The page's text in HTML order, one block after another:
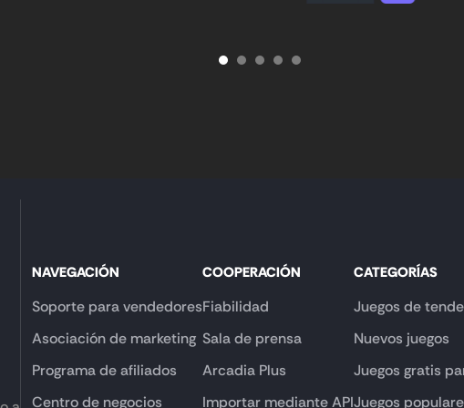
NAVEGACIÓN
Soporte para vendedores
Asociación de marketing
Programa de afiliados
Centro de negocios
COOPERACIÓN
Fiabilidad
Sala de prensa
Arcadia Plus
Importar mediante API
CATEGORÍAS
Juegos de
Nuevos juegos
Juegos gratis
Juegos